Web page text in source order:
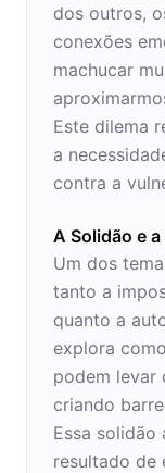
dos outros,
conexões
machucar
Este dilema
a
contra a
A Solidão e
Um dos
tanto a
quanto a
explora
podem levar
criando
Essa
resultado de